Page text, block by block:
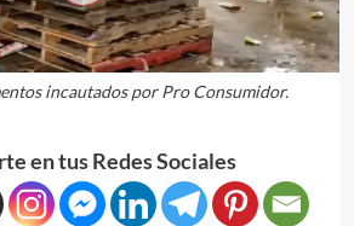
incautados por Pro Consumidor.
en tus Redes Sociales